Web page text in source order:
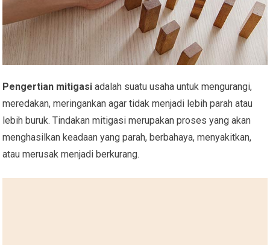
Pengertian mitigasi adalah suatu usaha untuk mengurangi,
meredakan, meringankan agar tidak menjadi lebih parah atau
lebih buruk. Tindakan mitigasi merupakan proses yang akan
menghasilkan keadaan yang parah, berbahaya, menyakitkan,
atau merusak menjadi berkurang.